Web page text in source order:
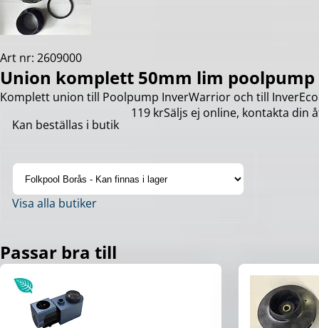
Art nr: 2609000
Union komplett 50mm lim
Komplett union till Poolpump InverWarrior och till
Kan beställas i butik
119 krSäljs ej online, kontakta din
Visa alla butiker
Passar bra till